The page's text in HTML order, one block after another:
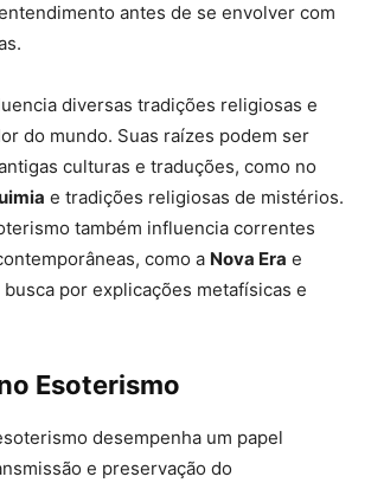
antes de se envolver com
diversas tradições religiosas e
do mundo. Suas raízes podem ser
culturas e traduções, como no
e tradições religiosas de mistérios.
também influencia correntes
como a Nova Era e
por explicações metafísicas e
Esoterismo
desempenha um papel
e preservação do